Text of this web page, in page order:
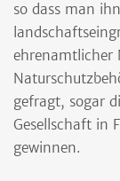
so dass man
ehrenamtlicher
gefragt, sogar
Gesellschaft in
gewinnen.